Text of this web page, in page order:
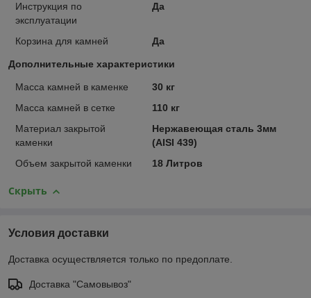
Инструкция по
эксплуатации
Да
Корзина для камней Да
Дополнительные характеристики
Масса камней в каменке
30 кг
Масса камней в сетке
110 кг
Материал закрытой
каменки
Нержавеющая сталь 3мм
(AISI 439)
Объем закрытой каменки
18 Литров
Скрыть
Условия доставки
Доставка осуществляется только по предоплате.
Доставка "Самовывоз"